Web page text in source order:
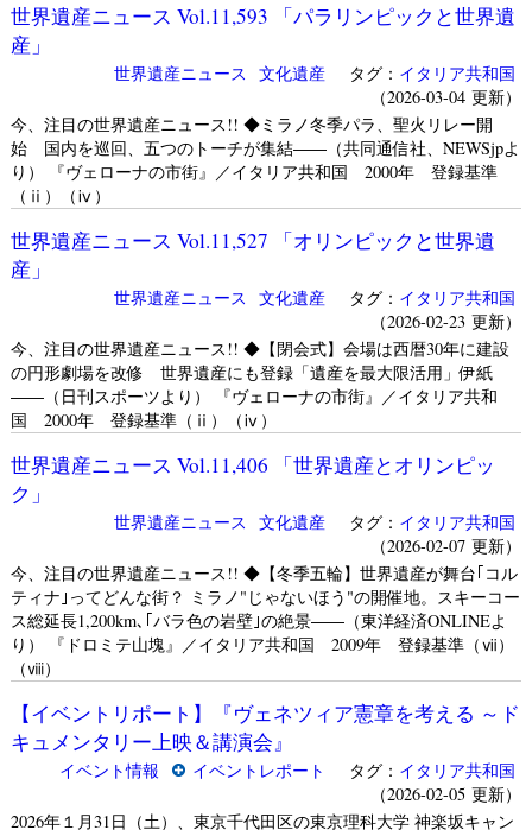
世界遺産ニュース Vol.11,593 「パラリンピックと世界遺
産」
世界遺産ニュース 文化遺産タグ： イタリア共和国
（2026-03-04 更新）
今、注目の世界遺産ニュース!! ◆ミラノ冬季パラ、聖火リレー開
始 国内を巡回、五つのトーチが集結――（共同通信社、NEWSjpよ
り） 『ヴェローナの市街』／イタリア共和国 2000年 登録基準
（ⅱ）（ⅳ）
世界遺産ニュース Vol.11,527 「オリンピックと世界遺
産」
世界遺産ニュース 文化遺産タグ： イタリア共和国
（2026-02-23 更新）
今、注目の世界遺産ニュース!! ◆【閉会式】会場は西暦30年に建設
の円形劇場を改修 世界遺産にも登録「遺産を最大限活用」伊紙
――（日刊スポーツより） 『ヴェローナの市街』／イタリア共和
国 2000年 登録基準（ⅱ）（ⅳ）
世界遺産ニュース Vol.11,406 「世界遺産とオリンピッ
ク」
世界遺産ニュース 文化遺産タグ： イタリア共和国
（2026-02-07 更新）
今、注目の世界遺産ニュース!! ◆【冬季五輪】世界遺産が舞台｢コル
ティナ｣ってどんな街？ ミラノ"じゃないほう"の開催地。スキーコー
ス総延長1,200km､｢バラ色の岩壁｣の絶景――（東洋経済ONLINEよ
り） 『ドロミテ山塊』／イタリア共和国 2009年 登録基準（ⅶ）
（ⅷ）
【イベントリポート】『ヴェネツィア憲章を考える ～ド
キュメンタリー上映＆講演会』
イベント情報 イベントレポート タグ： イタリア共和国
（2026-02-05 更新）
2026年１月31日（土）、東京千代田区の東京理科大学 神楽坂キャン